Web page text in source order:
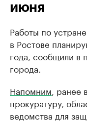
июня
Работы по
в Ростове
года, сообщили в
города.
Напомним , ранее
прокуратуру,
ведомства для